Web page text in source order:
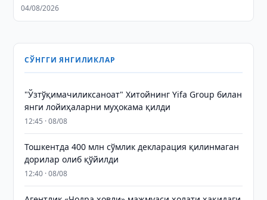
04/08/2026
СЎНГГИ ЯНГИЛИКЛАР
"Ўзтўқимачиликсаноат" Хитойнинг Yifa Group билан
янги лойиҳаларни муҳокама қилди
12:45 · 08/08
Тошкентда 400 млн сўмлик декларация қилинмаган
дорилар олиб қўйилди
12:40 · 08/08